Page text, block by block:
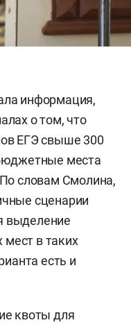
информация,
о том, что
ЕГЭ свыше 300
места
словам Смолина,
сценарии
выделение
в таких
есть и
квоты для